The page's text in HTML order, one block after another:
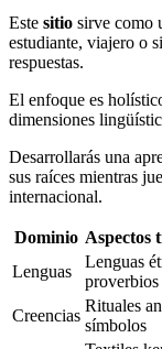
Este sitio sirve como
estudiante, viajero o
respuestas.
El enfoque es
dimensiones
Desarrollarás una
sus raíces mientras
internacional.
Dominio Aspectos
Lenguas
Lenguas
proverbios
Creencias
Rituales
símbolos